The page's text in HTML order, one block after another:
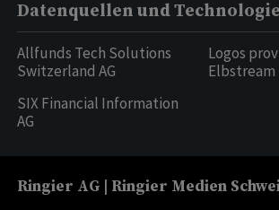
Datenquellen und
Allfunds Tech Solutions
Switzerland AG
SIX Financial Information
AG
Logos
Elbstream
Ringier AG | Ringier Medien